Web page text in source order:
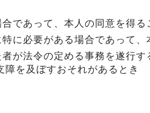
であって、本人の同意を得る
に必要がある場合であって
が法令の定める事務を遂行
を及ぼすおそれがあるとき